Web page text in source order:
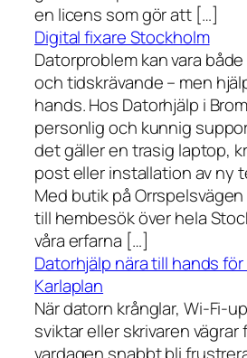
en licens som gör att […]
Digital fixare Stockholm
Datorproblem kan vara
och tidskrävande – men
hands. Hos Datorhjälp i
personlig och kunnig
det gäller en trasig laptop,
post eller installation av ny
Med butik på
till hembesök över hela
våra erfarna […]
Datorhjälp nära till hands
Karlaplan
När datorn krånglar, Wi-Fi-
sviktar eller skrivaren vägrar